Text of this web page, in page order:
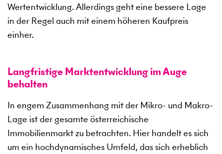
Wertentwicklung. Allerdings geht eine bessere Lage
in der Regel auch mit einem höheren Kaufpreis
einher.
Langfristige Marktentwicklung im Auge
behalten
In engem Zusammenhang mit der Mikro- und Makro-
Lage ist der gesamte österreichische
Immobilienmarkt zu betrachten. Hier handelt es sich
um ein hochdynamisches Umfeld, das sich erheblich